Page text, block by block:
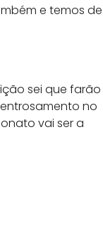
e temos de
sei que farão
no
vai ser a